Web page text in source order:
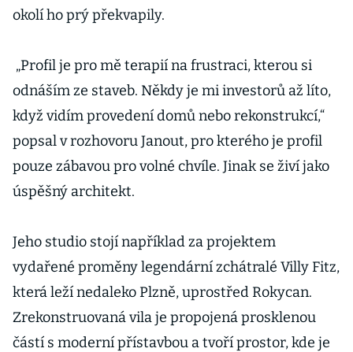
okolí ho prý překvapily.
„Profil je pro mě terapií na frustraci, kterou si
odnáším ze staveb. Někdy je mi investorů až líto,
když vidím provedení domů nebo rekonstrukcí,“
popsal v rozhovoru Janout, pro kterého je profil
pouze zábavou pro volné chvíle. Jinak se živí jako
úspěšný architekt.
Jeho studio stojí například za projektem
vydařené proměny legendární zchátralé Villy Fitz,
která leží nedaleko Plzně, uprostřed Rokycan.
Zrekonstruovaná vila je propojená prosklenou
částí s moderní přístavbou a tvoří prostor, kde je